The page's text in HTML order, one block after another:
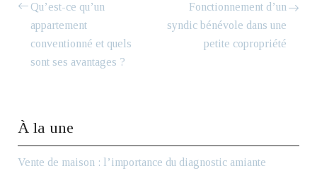
Qu’est-ce qu’un
appartement
conventionné et quels
sont ses avantages ?
Fonctionnement d’un
syndic bénévole dans une
petite copropriété
À la une
Vente de maison : l’importance du diagnostic amiante